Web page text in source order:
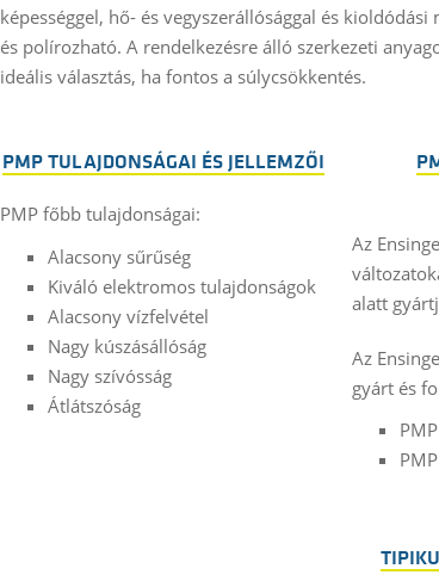
képességgel, hő- és vegyszerállósággal és
és polírozható. A rendelkezésre álló szerkezeti
ideális választás, ha fontos a súlycsökkentés.
PMP TULAJDONSÁGAI ÉS JELLEMZŐI
PMP főbb tulajdonságai:
Alacsony sűrűség
Kiváló elektromos tulajdonságok
Alacsony vízfelvétel
Nagy kúszásállóság
Nagy szívósság
Átlátszóság
Az
alatt
Az
gyárt és